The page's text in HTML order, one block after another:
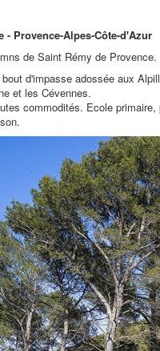
- Provence-Alpes-Côte-d'Azur
de Saint Rémy de Provence.
d'impasse adossée aux
et les Cévennes.
commodités. Ecole primaire,